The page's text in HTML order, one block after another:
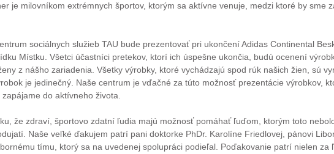
je milovníkom extrémnych športov, ktorým sa aktívne venuje, medzi ktoré by sme
sociálnych služieb TAU bude prezentovať pri ukončení Adidas Continental
Místku. Všetci účastníci pretekov, ktorí ich úspešne ukončia, budú ocenení
z nášho zariadenia. Všetky výrobky, ktoré vychádzajú spod rúk našich žien, sú
je jedinečný. Naše centrum je vďačné za túto možnosť prezentácie výrobkov,
do aktívneho života.
že zdraví, športovo zdatní ľudia majú možnosť pomáhať ľuďom, ktorým toto
Naše veľké ďakujem patrí pani doktorke PhDr. Karolíne Friedlovej, pánovi
tímu, ktorý sa na uvedenej spolupráci podieľal. Poďakovanie patrí nielen